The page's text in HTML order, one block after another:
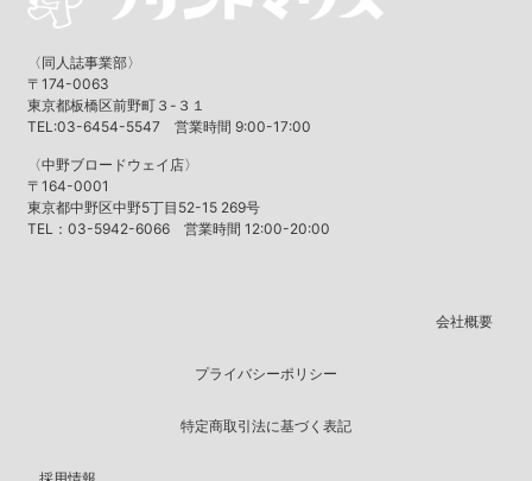
〈同人誌事業部〉
〒174-0063
東京都板橋区前野町３-３１
TEL:03-6454-5547 営業時間 9:00-17:00
〈中野ブロードウェイ店〉
〒164-0001
東京都中野区中野5丁目52-15 269号
TEL：03-5942-6066 営業時間 12:00-20:00
会社概要
プライバシーポリシー
特定商取引法に基づく表記